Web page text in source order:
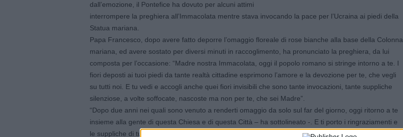
dall’emozione, il Pontefice ha dovuto per alcuni attimi
interrompere la preghiera all’Immacolata mentre stava invocando la pace per l’Ucraina ai piedi della
Statua mariana.
Papa Francesco, dopo avere fatto deporre l’omaggio floreale di rose bianche alla base della Colonna
mariana, ed avere sostato per diversi minuti in raccoglimento, ha pronunciato la preghiera, da lui
composta per l’occasione: “Madre nostra Immacolata, oggi il popolo romano si stringe intorno a te. I
fiori deposti ai tuoi piedi da tante realtà cittadine esprimono l’amore e la devozione per te, che vegli
su tutti noi. E tu vedi e accogli anche quei fiori invisibili che sono tante invocazioni, tante suppliche
silenziose, a volte soffocate, nascoste ma non per te, che sei Madre”.
“Dopo due anni nei quali sono venuto a renderti omaggio da solo sul far del giorno, oggi ritorno a te
insieme alla gente di questa Chiesa e di questa Città – ha sottolineato -. E ti porto i ringraziamenti e
le suppliche di tutti i tuoi figli, vicini e lontani. Tu, dal Cielo in cui Dio ti ha accolta, vedi le cose della